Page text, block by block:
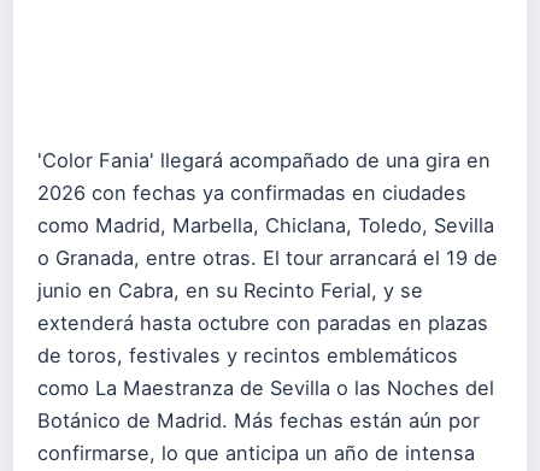
'Color Fania' llegará acompañado de una gira en
2026 con fechas ya confirmadas en ciudades
como Madrid, Marbella, Chiclana, Toledo, Sevilla
o Granada, entre otras. El tour arrancará el 19 de
junio en Cabra, en su Recinto Ferial, y se
extenderá hasta octubre con paradas en plazas
de toros, festivales y recintos emblemáticos
como La Maestranza de Sevilla o las Noches del
Botánico de Madrid. Más fechas están aún por
confirmarse, lo que anticipa un año de intensa